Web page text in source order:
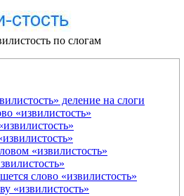
по слогам
деление на слоги
«извилистость»
«извилистость»
слово «извилистость»
«извилистость»